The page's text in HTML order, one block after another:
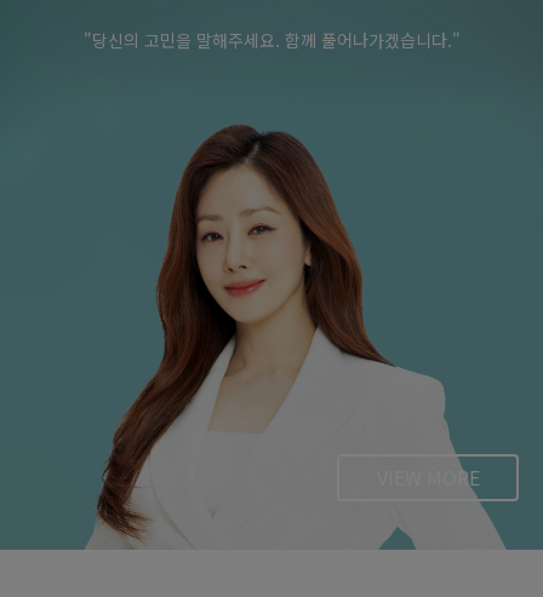
"당신의 고민을 말해주세요. 함께 풀어나가겠습니다."
VIEW MORE